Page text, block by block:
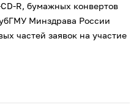
R, бумажных конвертов
Минздрава России
частей заявок на участие